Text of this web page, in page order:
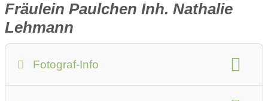
Fräulein Paulchen Inh. Nathalie
Lehmann
Fotograf-Info